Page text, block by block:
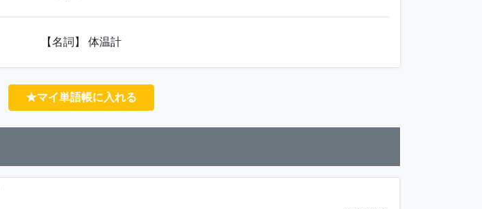
【名詞】 体温計
★マイ単語帳に入れる